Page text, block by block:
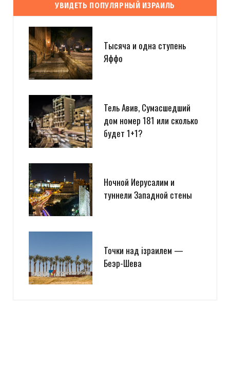
14 ЛЕТ AGO
Evgeny Ko: LookAtIsrael.com: Evgeny Ko: LookAtIsrael.com: Evgeny
Ko: LookAtIsrael.com: Evgeny Ko: LookAtIsrael.com: Evgeny Ko:
Коган: Веселенькое граффити! Люблю Тель-Авив за это :-)
Посмотрите и мои работы прям на моей главной
kir.co.il;-)
Загрузка...
Evgeny Ko
УВИДЕТЬ ПОПУЛЯРНЫЙ ИЗРАИЛЬ
Тысяча и одна ступень
Яффо
Тель Авив, Сумасшедший
дом номер 181 или сколько
будет 1+1?
Ночной Иерусалим и
туннели Западной стены
Точки над iзраилем —
Беэр-Шева